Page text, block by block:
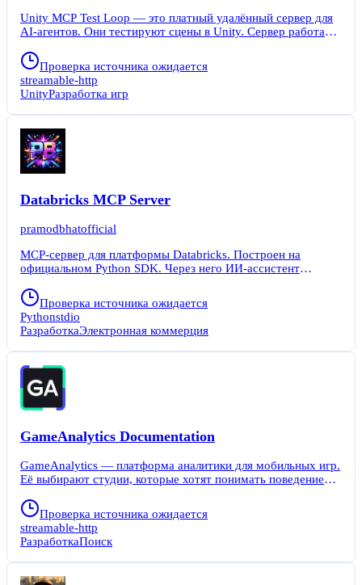
Unity MCP Test Loop — это платный удалённый сервер для
AI-агентов. Они тестируют сцены в Unity. Сервер работает
геймплея, вызова методов и формирования отчётов. Сервер
автоматизирует регрессионное тестирование. Агенты сами
запускают Play Mode, собирают ошибки и выдают готовые
квитанции для аудита. Вся история запросов логируется.
Проверка источника ожидается
streamable-http
UnityРазработка игр
Databricks MCP Server
pramodbhatofficial
MCP-сервер для платформы Databricks. Построен на
официальном Python SDK. Через него ИИ-ассистент
платформы. Unity Catalog, SQL, Compute, Jobs, Serving,
MLflow — любая API доступна через чат. Не нужно
вручную писать запросы, авторизовываться в консоли или
разбираться в эндпоинтах. Аутентификация встроена в
SDK. Работает с PAT, OAuth, Azure AD и сервис-
принципалами. Можно отключить ненужные модули через
переменные окружения, чтобы загружать только нужные
инструменты.
Проверка источника ожидается
Pythonstdio
РазработкаЭлектронная коммерция
GameAnalytics Documentation
GameAnalytics — платформа аналитики для мобильных игр.
Её выбирают студии, которые хотят понимать поведение
тратят и почему уходят. Платформа даёт готовые метрики
— DAU, retention, revenue — и инструменты для
когортного анализа. MCP-сервер GameAnalytics
Documentation решает проблему поиска документации.
Разработчикам больше не нужно вручную искать на сайте
GameAnalytics нужный SDK или API. Вы пишете запрос на
Проверка источника ожидается
streamable-http
РазработкаПоиск